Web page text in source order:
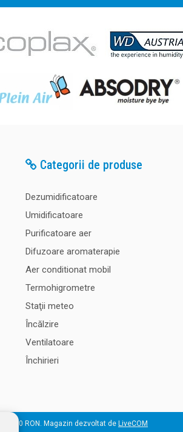
Categorii de produse
Dezumidificatoare
Umidificatoare
Purificatoare aer
Difuzoare aromaterapie
Aer conditionat mobil
Termohigrometre
Staţii meteo
Încălzire
Ventilatoare
Închirieri
RON. Magazin dezvoltat de LiveCOM